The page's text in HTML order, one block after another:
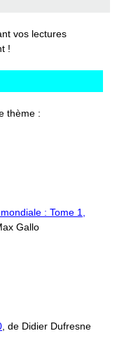
vos lectures
!
thème :
: Tome 1,
Gallo
, de Didier Dufresne